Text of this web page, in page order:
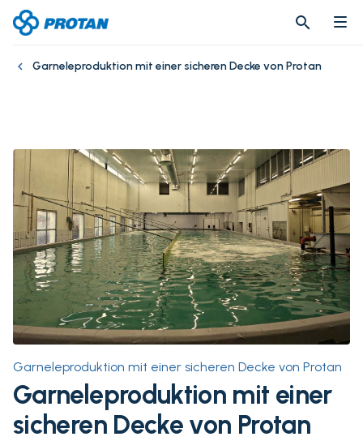
search
search
Garneleproduktion mit einer sicheren Decke von Protan
Garneleproduktion mit einer sicheren Decke von Protan
Garneleproduktion mit einer
sicheren Decke von Protan